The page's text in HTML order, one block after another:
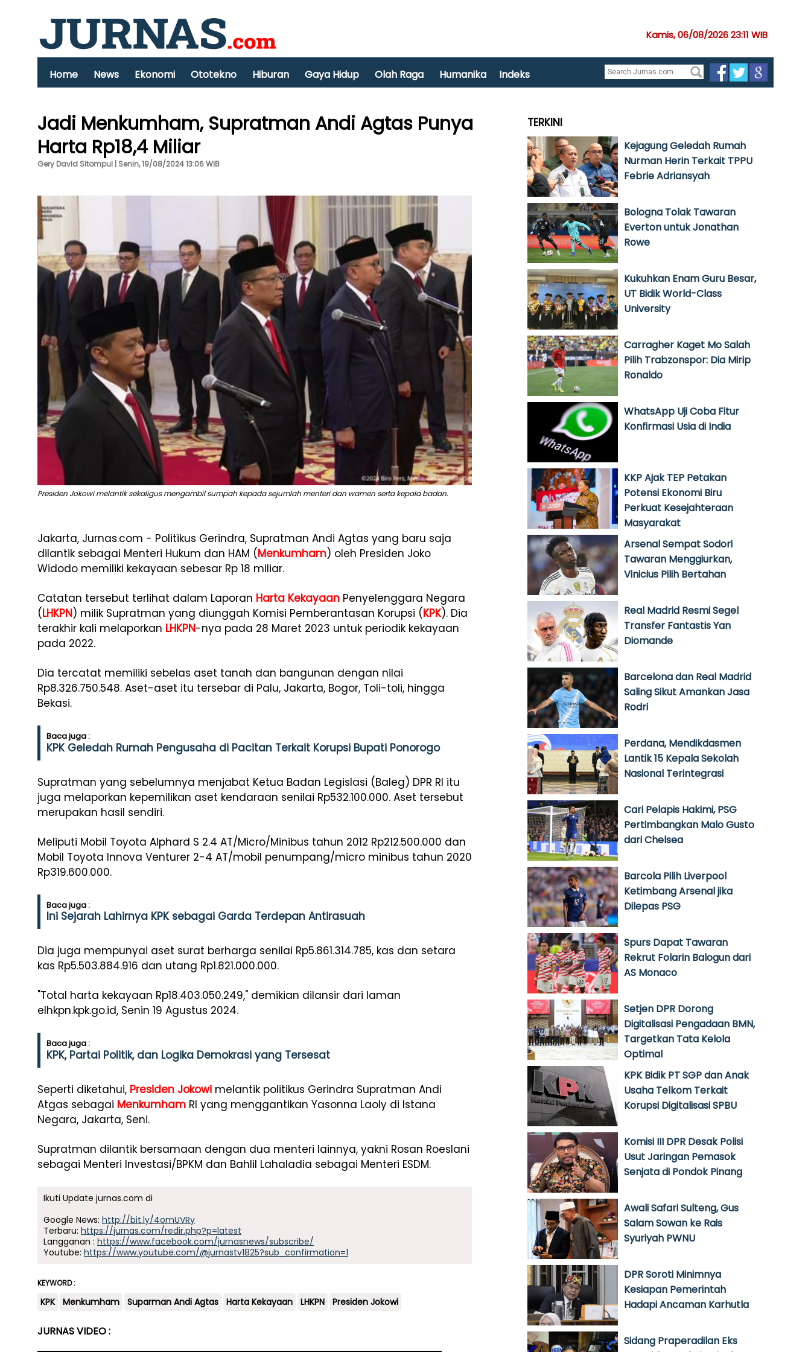
Kamis, 06/08/2026 23:11 WIB
Home News Ekonomi Ototekno Hiburan Gaya Hidup Olah Raga Humanika Indeks
Jadi Menkumham, Supratman Andi Agtas Punya
Harta Rp18,4 Miliar
Gery David Sitompul | Senin, 19/08/2024 13:06 WIB
Presiden Jokowi melantik sekaligus mengambil sumpah kepada sejumlah menteri dan wamen serta kepala badan.
Jakarta, Jurnas.com - Politikus Gerindra, Supratman Andi Agtas yang baru saja
dilantik sebagai Menteri Hukum dan HAM (Menkumham) oleh Presiden Joko
Widodo memiliki kekayaan sebesar Rp 18 miliar.
Catatan tersebut terlihat dalam Laporan Harta Kekayaan Penyelenggara Negara
(LHKPN) milik Supratman yang diunggah Komisi Pemberantasan Korupsi (KPK). Dia
terakhir kali melaporkan LHKPN-nya pada 28 Maret 2023 untuk periodik kekayaan
pada 2022.
Dia tercatat memiliki sebelas aset tanah dan bangunan dengan nilai
Rp8.326.750.548. Aset-aset itu tersebar di Palu, Jakarta, Bogor, Toli-toli, hingga
Bekasi.
Baca juga :
KPK Geledah Rumah Pengusaha di Pacitan Terkait Korupsi Bupati Ponorogo
Supratman yang sebelumnya menjabat Ketua Badan Legislasi (Baleg) DPR RI itu
juga melaporkan kepemilikan aset kendaraan senilai Rp532.100.000. Aset tersebut
merupakan hasil sendiri.
Meliputi Mobil Toyota Alphard S 2.4 AT/Micro/Minibus tahun 2012 Rp212.500.000 dan
Mobil Toyota Innova Venturer 2-4 AT/mobil penumpang/micro minibus tahun 2020
Rp319.600.000.
Baca juga :
Ini Sejarah Lahirnya KPK sebagai Garda Terdepan Antirasuah
Dia juga mempunyai aset surat berharga senilai Rp5.861.314.785, kas dan setara
kas Rp5.503.884.916 dan utang Rp1.821.000.000.
"Total harta kekayaan Rp18.403.050.249," demikian dilansir dari laman
elhkpn.kpk.go.id, Senin 19 Agustus 2024.
Baca juga :
KPK, Partai Politik, dan Logika Demokrasi yang Tersesat
Seperti diketahui, Presiden Jokowi melantik politikus Gerindra Supratman Andi
Atgas sebagai Menkumham RI yang menggantikan Yasonna Laoly di Istana
Negara, Jakarta, Seni.
Supratman dilantik bersamaan dengan dua menteri lainnya, yakni Rosan Roeslani
sebagai Menteri Investasi/BPKM dan Bahlil Lahaladia sebagai Menteri ESDM.
Ikuti Update jurnas.com di
Google News: http://bit.ly/4omUVRy
Terbaru: https://jurnas.com/redir.php?p=latest
Langganan : https://www.facebook.com/jurnasnews/subscribe/
Youtube: https://www.youtube.com/@jurnastv1825?sub_confirmation=1
KEYWORD :
KPK Menkumham Suparman Andi Agtas Harta Kekayaan LHKPN Presiden Jokowi
JURNAS VIDEO :
TERKINI
Kejagung Geledah Rumah
Nurman Herin Terkait TPPU
Febrie Adriansyah
Bologna Tolak Tawaran
Everton untuk Jonathan
Rowe
Kukuhkan Enam Guru Besar,
UT Bidik World-Class
University
Carragher Kaget Mo Salah
Pilih Trabzonspor: Dia Mirip
Ronaldo
WhatsApp Uji Coba Fitur
Konfirmasi Usia di India
KKP Ajak TEP Petakan
Potensi Ekonomi Biru
Perkuat Kesejahteraan
Masyarakat
Arsenal Sempat Sodori
Tawaran Menggiurkan,
Vinicius Pilih Bertahan
Real Madrid Resmi Segel
Transfer Fantastis Yan
Diomande
Barcelona dan Real Madrid
Saling Sikut Amankan Jasa
Rodri
Perdana, Mendikdasmen
Lantik 15 Kepala Sekolah
Nasional Terintegrasi
Cari Pelapis Hakimi, PSG
Pertimbangkan Malo Gusto
dari Chelsea
Barcola Pilih Liverpool
Ketimbang Arsenal jika
Dilepas PSG
Spurs Dapat Tawaran
Rekrut Folarin Balogun dari
AS Monaco
Setjen DPR Dorong
Digitalisasi Pengadaan BMN,
Targetkan Tata Kelola
Optimal
KPK Bidik PT SGP dan Anak
Usaha Telkom Terkait
Korupsi Digitalisasi SPBU
Komisi III DPR Desak Polisi
Usut Jaringan Pemasok
Senjata di Pondok Pinang
Awali Safari Sulteng, Gus
Salam Sowan ke Rais
Syuriyah PWNU
DPR Soroti Minimnya
Kesiapan Pemerintah
Hadapi Ancaman Karhutla
Sidang Praperadilan Eks